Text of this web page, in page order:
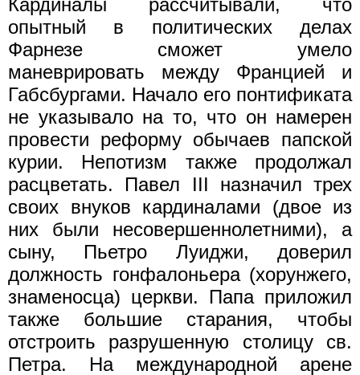
опытный в политических делах
Фарнезе сможет умело
маневрировать между Францией и
Габсбургами. Начало его понтификата
не указывало на то, что он намерен
провести реформу обычаев папской
курии. Непотизм также продолжал
расцветать. Павел III назначил трех
своих внуков кардиналами (двое из
них были несовершеннолетними), а
сыну, Пьетро Луиджи, доверил
должность гонфалоньера (хорунжего,
знаменосца) церкви. Папа приложил
также большие старания, чтобы
отстроить разрушенную столицу св.
Петра. На международной арене